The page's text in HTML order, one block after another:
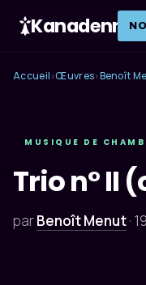
Kanadenn
Accueil ›Œuvres›Benoît
MUSIQUE DE
Trio n° II
parBenoît Menut·